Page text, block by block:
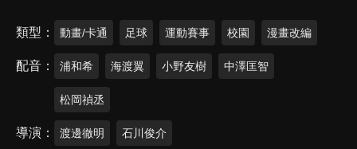
類型 動畫/卡通 足球 運動賽事 校園 漫畫改編
配音 浦和希 海渡翼 小野友樹 中澤匡智
松岡禎丞
導演 渡邊徹明 石川俊介